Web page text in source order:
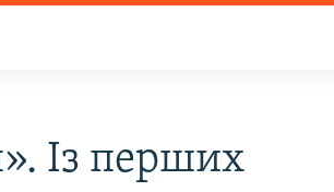
Із перших